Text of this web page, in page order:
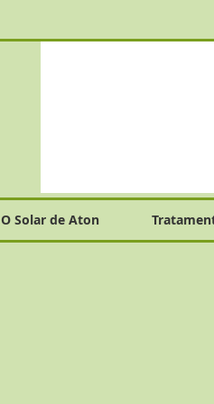
O Solar de Aton